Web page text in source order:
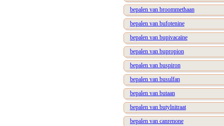
bepalen van broommethaan
bepalen van bufotenine
bepalen van bupivacaïne
bepalen van bupropion
bepalen van buspiron
bepalen van busulfan
bepalen van butaan
bepalen van butylnitraat
bepalen van canrenone